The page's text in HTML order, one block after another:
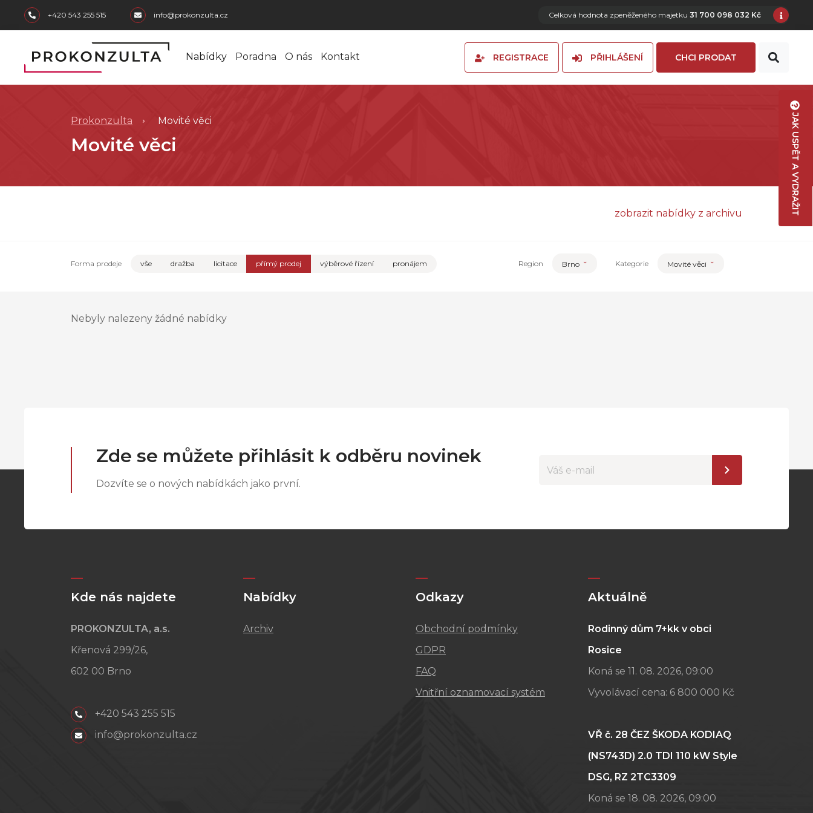
skip to main content
+420 543 255 515 info@prokonzulta.cz Celková hodnota zpeněženého majetku 31 700 098 032 Kč
Nabídky Poradna O nás Kontakt REGISTRACE PŘIHLÁŠENÍ CHCI PRODAT
Prokonzulta Movité věci
Movité věci
zobrazit nabídky z archivu
Forma prodeje vše dražba licitace přímý prodej výběrové řízení pronájem Region Brno Kategorie Movité věci
Nebyly nalezeny žádné nabídky
JAK USPĚT A VYDRAŽIT
Zde se můžete přihlásit k odběru novinek
Dozvíte se o nových nabídkách jako první.
Kde nás najdete
PROKONZULTA, a.s.
Křenová 299/26,
602 00 Brno
+420 543 255 515
info@prokonzulta.cz
Nabídky
Archiv
Odkazy
Obchodní podmínky
GDPR
FAQ
Vnitřní oznamovací systém
Aktuálně
Rodinný dům 7+kk v obci
Rosice
Koná se 11. 08. 2026, 09:00
Vyvolávací cena: 6 800 000 Kč
VŘ č. 28 ČEZ ŠKODA KODIAQ
(NS743D) 2.0 TDI 110 kW Style
DSG, RZ 2TC3309
Koná se 18. 08. 2026, 09:00